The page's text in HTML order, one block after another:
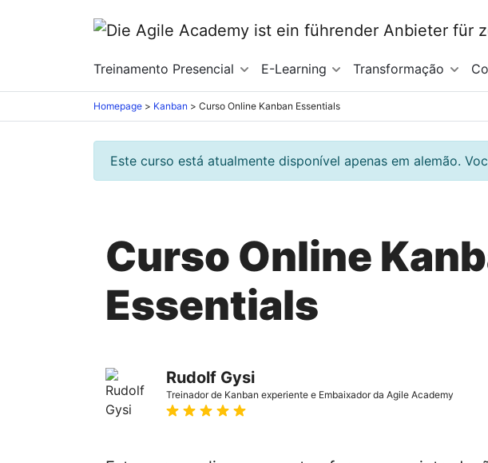
Treinamento Presencial E-Learning Transformação
Homepage > Kanban > Curso Online Kanban Essentials
Este curso está atualmente disponível apenas em alemão.
Curso Online
Essentials
Rudolf Gysi
Treinador de Kanban experiente e Embaixador da Agile Academy